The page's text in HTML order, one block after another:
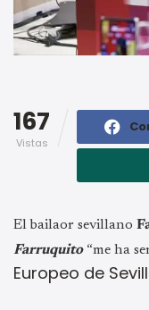
167
Vistas
El bailaor sevillano
Farruquito“me ha
Europeo de